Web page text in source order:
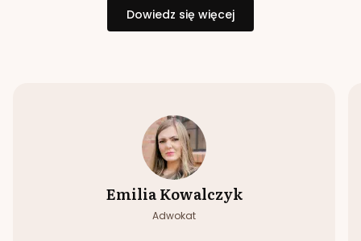
Dowiedz się więcej
Emilia Kowalczyk
Adwokat